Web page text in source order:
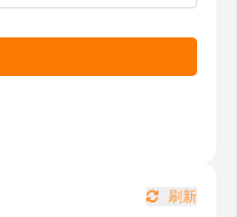
刷新